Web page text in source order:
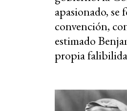
apasionado,
convención,
estimado
propia